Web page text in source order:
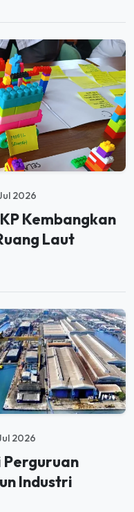
2026
Kembangkan
Laut
2026
Perguruan
Industri